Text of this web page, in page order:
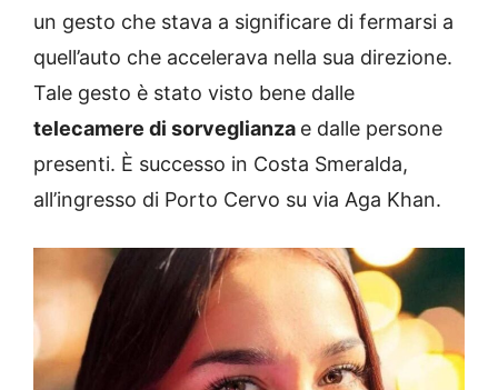
un gesto che stava a significare di fermarsi a
quell’auto che accelerava nella sua direzione.
Tale gesto è stato visto bene dalle
telecamere di sorveglianza e dalle persone
presenti. È successo in Costa Smeralda,
all’ingresso di Porto Cervo su via Aga Khan.